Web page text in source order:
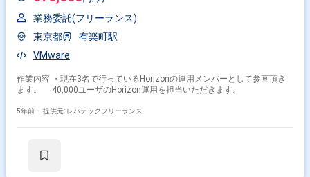
業務委託(フリーランス)
東京都
有楽町駅
VMware
作業内容 ・現在3名で行っているHorizonの運用メンバーとして参画頂き
ます。 40,000ユーザのHorizon運用を担当いただきます。
5年前・ 提供元: レバテックフリーランス